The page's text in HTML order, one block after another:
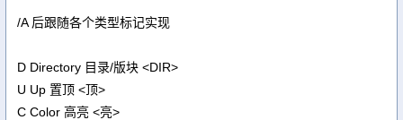
/A 后跟随各个类型标记实现
D Directory 目录/版块 <DIR>
U Up 置顶 <顶>
C Color 高亮 <亮>